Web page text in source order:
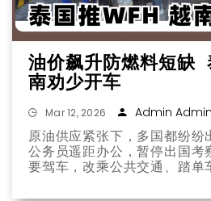
油价飙升防燃料短缺
南劝少开车
Mar 12, 2026 Admin Admin
原油供应紧张下，多国都纷纷
公务员遥距办公，暂停出国考
要驾车，改乘公共交通、踏单